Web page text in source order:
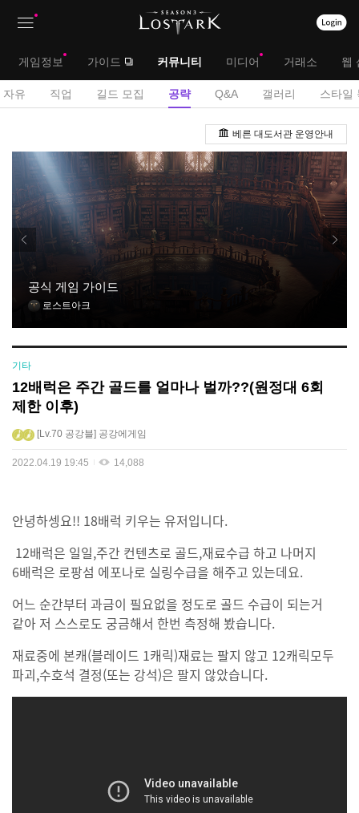
뉴
대
메
게임정보 가이드 커뮤니티 미디어 거래소 웹
서
메
뉴
자유 직업 길드 모집 공략 Q&A 갤러리 스타일
략
판
베른 대도서관 운영안내
공식 게임 가이드
로스트아크
기타
12배럭은 주간 골드를 얼마나 벌까??(원정대 6회
제한 이후)
Lv.70 공강블 공강에게임
2022.04.19 19:45 14,088
안녕하셍요!! 18배럭 키우는 유저입니다.
12배럭은 일일,주간 컨텐츠로 골드,재료수급 하고 나머지
6배럭은 로팡섬 에포나로 실링수급을 해주고 있는데요.
어느 순간부터 과금이 필요없을 정도로 골드 수급이 되는거
같아 저 스스로도 궁금해서 한번 측정해 봤습니다.
재료중에 본캐(블레이드 1캐릭)재료는 팔지 않고 12캐릭모두
파괴,수호석 결정(또는 강석)은 팔지 않았습니다.